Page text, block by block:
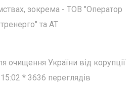
зокрема - ТОВ "Оператор
та АТ
очищення України від корупції
* 3636 переглядiв